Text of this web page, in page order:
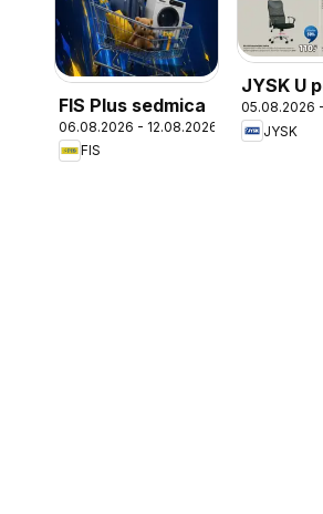
FIS Plus sedmica
06.08.2026 - 12.08.2026
FIS
JYSK U
cijene
05.08.2026
JYSK